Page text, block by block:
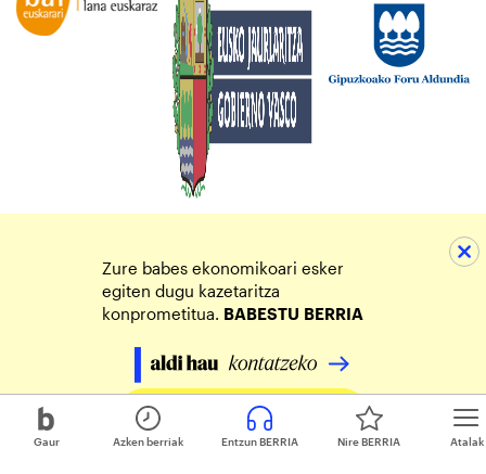
Gaur Atalak
Azken berriak Entzun BERRIA Nire BERRIA
Zure babes ekonomikoari esker
egiten dugu kazetaritza
konprometitua. BABESTU BERRIA
Egin zure ekarpena